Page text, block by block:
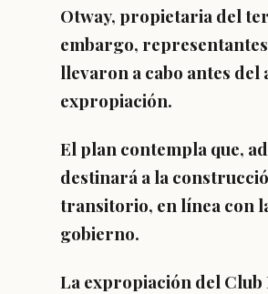
Otway, propietaria del
embargo,
llevaron a cabo antes
expropiación.
El plan contempla que,
destinará a la
transitorio, en línea con
gobierno.
La expropiación del